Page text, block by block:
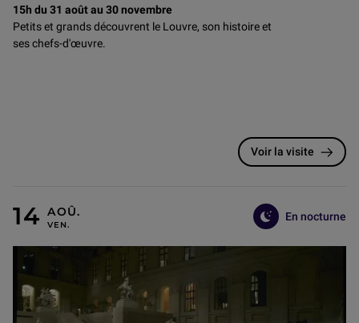
15h du 31 août au 30 novembre
Petits et grands découvrent le Louvre, son histoire et
ses chefs-d'œuvre.
Voir la visite
En nocturne